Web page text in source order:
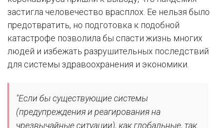
застигла человечество врасплох. Ее нельзя было
предотвратить, но подготовка к подобной
катастрофе позволила бы спасти жизнь многих
людей и избежать разрушительных последствий
для системы здравоохранения и экономики.
"Если бы существующие системы
(предупреждения и реагирования на
чрезвычайные ситуации), как глобальные, так